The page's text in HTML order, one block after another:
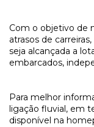
Com o objetivo de
atrasos de
seja alcançada a
embarcados,
Para melhor
ligação fluvial, em
disponível na